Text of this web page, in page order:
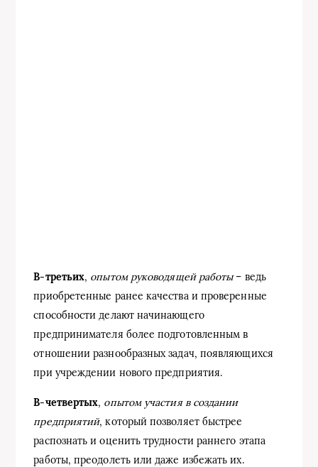
В-третьих, опытом руководящей работы– ведь
приобретенные ранее качества и проверенные
способности делают начинающего
предпринимателя более подготовленным в
отношении разнообразных задач, появляющихся
при учреждении нового предприятия.
В-четвертых, опытом участия в создании
предприятий, который позволяет быстрее
распознать и оценить трудности раннего этапа
работы, преодолеть или даже избежать их.